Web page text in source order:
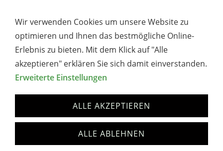
Wir verwenden Cookies um unsere Website zu
optimieren und Ihnen das bestmögliche Online-
Erlebnis zu bieten. Mit dem Klick auf "Alle
akzeptieren" erklären Sie sich damit einverstanden.
Erweiterte Einstellungen
ALLE AKZEPTIEREN
ALLE ABLEHNEN